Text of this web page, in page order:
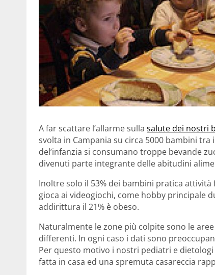
A far scattare l’allarme sulla salute dei nostri
svolta in Campania su circa 5000 bambini tra
del’infanzia si consumano troppe bevande
divenuti parte integrante delle abitudini
Inoltre solo il 53% dei bambini pratica
gioca ai videogiochi, come hobby principale
addirittura il 21% è obeso.
Naturalmente le zone più colpite sono le
differenti. In ogni caso i dati sono
Per questo motivo i nostri pediatri e
fatta in casa ed una spremuta casareccia